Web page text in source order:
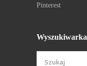
Pinterest
Wyszukiwarka